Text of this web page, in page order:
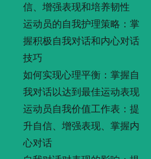
信、增强表现和培养韧性
运动员的自我护理策略：掌
握积极自我对话和内心对话
技巧
如何实现心理平衡：掌握自
我对话以达到最佳运动表现
运动员自我价值工作表：提
升自信、增强表现、掌握内
心对话